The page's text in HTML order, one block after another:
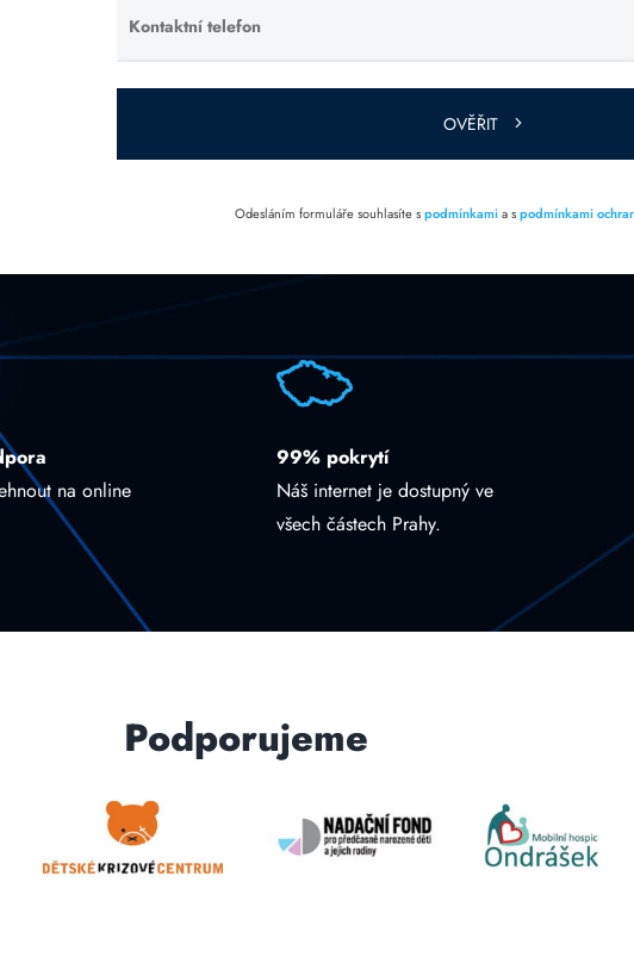
prázdné.
Kontaktní telefon
Ponechte
toto pole
prázdné.
OVĚŘIT
Odesláním formuláře souhlasíte spodmínkamia spodmínkami
na online
99% pokrytí
Náš internet je dostupný ve
všech částech Prahy.
Podporujeme